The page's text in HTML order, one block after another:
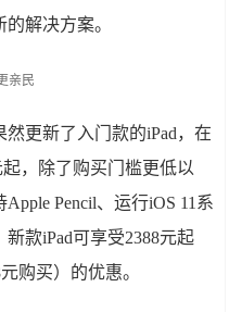
解决方案。
更新了入门款的iPad，在
，除了购买门槛更低以
Pencil、运行iOS 11系
款iPad可享受2388元起
购买）的优惠。